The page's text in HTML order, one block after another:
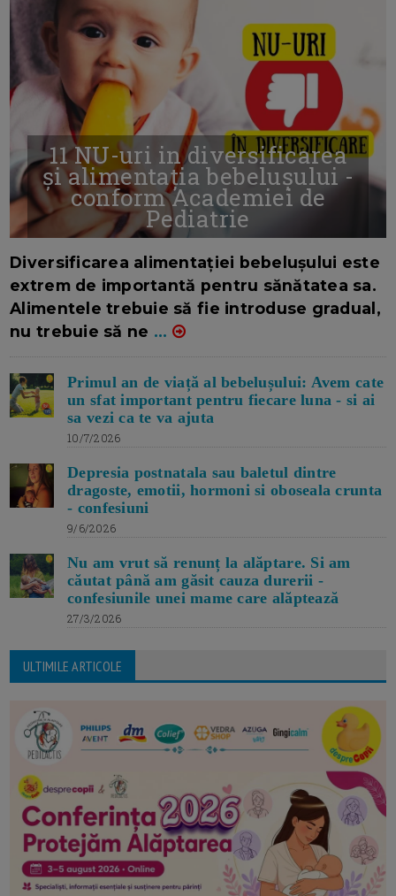
11 NU-uri in diversificarea
și alimentația bebelușului -
conform Academiei de
Pediatrie
Diversificarea alimentației bebelușului este
extrem de importantă pentru sănătatea sa.
Alimentele trebuie să fie introduse gradual,
nu trebuie să ne ...
Primul an de viață al bebelușului: Avem cate
un sfat important pentru fiecare luna - si ai
sa vezi ca te va ajuta
10/7/2026
Depresia postnatala sau baletul dintre
dragoste, emotii, hormoni si oboseala crunta
- confesiuni
9/6/2026
Nu am vrut să renunț la alăptare. Si am
căutat până am găsit cauza durerii -
confesiunile unei mame care alăptează
27/3/2026
ULTIMILE ARTICOLE